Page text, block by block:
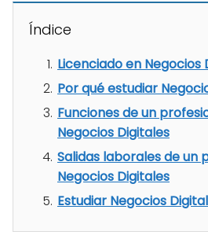
Índice
Licenciado en Negocios
Por qué estudiar
Funciones de un
Negocios Digitales
Salidas laborales de un
Negocios Digitales
Estudiar Negocios